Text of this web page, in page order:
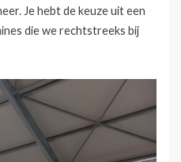
Je hebt de keuze uit een
die we rechtstreeks bij